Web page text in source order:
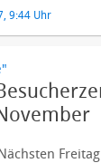
9:44 Uhr